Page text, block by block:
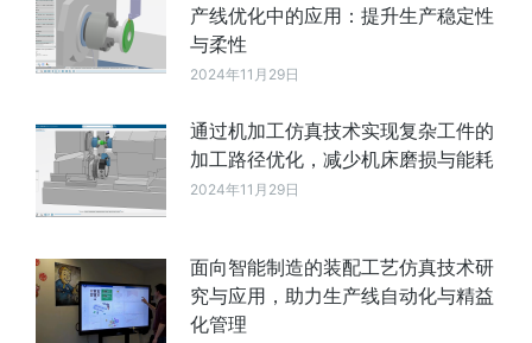
产线优化中的应用：提升生产稳定性
与柔性
2024年11月29日
通过机加工仿真技术实现复杂工件的
加工路径优化，减少机床磨损与能耗
2024年11月29日
面向智能制造的装配工艺仿真技术研
究与应用，助力生产线自动化与精益
化管理